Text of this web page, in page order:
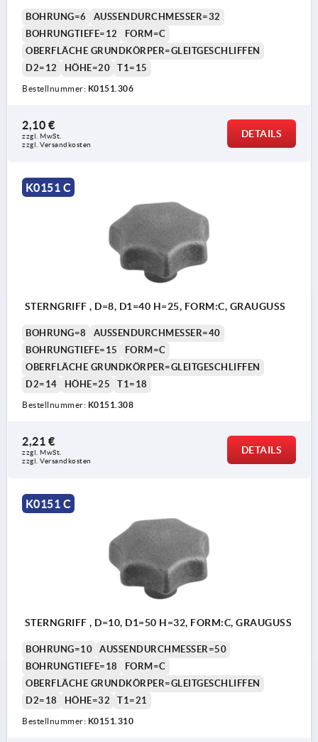
BOHRUNG=6
AUSSENDURCHMESSER=32
BOHRUNGTIEFE=12
FORM=C
OBERFLÄCHE GRUNDKÖRPER=GLEITGESCHLIFFEN
D2=12
HÖHE=20 T1=15
Bestellnummer: K0151.306
2,10 €
zzgl. MwSt.
zzgl. Versandkosten
DETAILS
K0151 C
STERNGRIFF , D=8, D1=40 H=25, FORM:C, GRAUGUSS
BOHRUNG=8
AUSSENDURCHMESSER=40
BOHRUNGTIEFE=15
FORM=C
OBERFLÄCHE GRUNDKÖRPER=GLEITGESCHLIFFEN
D2=14
HÖHE=25 T1=18
Bestellnummer: K0151.308
2,21 €
zzgl. MwSt.
zzgl. Versandkosten
DETAILS
K0151 C
STERNGRIFF , D=10, D1=50 H=32, FORM:C, GRAUGUSS
BOHRUNG=10
AUSSENDURCHMESSER=50
BOHRUNGTIEFE=18
FORM=C
OBERFLÄCHE GRUNDKÖRPER=GLEITGESCHLIFFEN
D2=18
HÖHE=32 T1=21
Bestellnummer: K0151.310